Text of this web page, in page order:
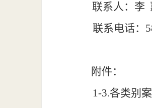
联系人：李
联系电话：
附件：
1-3.各类别